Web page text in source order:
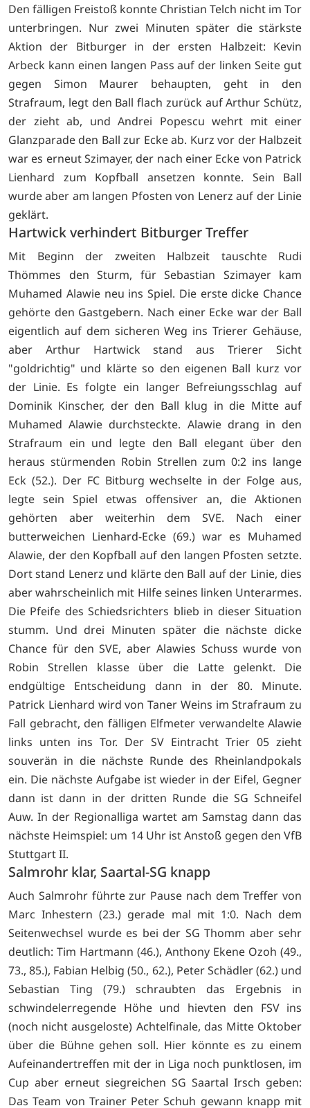
Den fälligen Freistoß konnte Christian Telch nicht im Tor
unterbringen. Nur zwei Minuten später die stärkste
Aktion der Bitburger in der ersten Halbzeit: Kevin
Arbeck kann einen langen Pass auf der linken Seite gut
gegen Simon Maurer behaupten, geht in den
Strafraum, legt den Ball flach zurück auf Arthur Schütz,
der zieht ab, und Andrei Popescu wehrt mit einer
Glanzparade den Ball zur Ecke ab. Kurz vor der Halbzeit
war es erneut Szimayer, der nach einer Ecke von Patrick
Lienhard zum Kopfball ansetzen konnte. Sein Ball
wurde aber am langen Pfosten von Lenerz auf der Linie
geklärt.
Hartwick verhindert Bitburger Treffer
Mit Beginn der zweiten Halbzeit tauschte Rudi
Thömmes den Sturm, für Sebastian Szimayer kam
Muhamed Alawie neu ins Spiel. Die erste dicke Chance
gehörte den Gastgebern. Nach einer Ecke war der Ball
eigentlich auf dem sicheren Weg ins Trierer Gehäuse,
aber Arthur Hartwick stand aus Trierer Sicht
"goldrichtig" und klärte so den eigenen Ball kurz vor
der Linie. Es folgte ein langer Befreiungsschlag auf
Dominik Kinscher, der den Ball klug in die Mitte auf
Muhamed Alawie durchsteckte. Alawie drang in den
Strafraum ein und legte den Ball elegant über den
heraus stürmenden Robin Strellen zum 0:2 ins lange
Eck (52.). Der FC Bitburg wechselte in der Folge aus,
legte sein Spiel etwas offensiver an, die Aktionen
gehörten aber weiterhin dem SVE. Nach einer
butterweichen Lienhard-Ecke (69.) war es Muhamed
Alawie, der den Kopfball auf den langen Pfosten setzte.
Dort stand Lenerz und klärte den Ball auf der Linie, dies
aber wahrscheinlich mit Hilfe seines linken Unterarmes.
Die Pfeife des Schiedsrichters blieb in dieser Situation
stumm. Und drei Minuten später die nächste dicke
Chance für den SVE, aber Alawies Schuss wurde von
Robin Strellen klasse über die Latte gelenkt. Die
endgültige Entscheidung dann in der 80. Minute.
Patrick Lienhard wird von Taner Weins im Strafraum zu
Fall gebracht, den fälligen Elfmeter verwandelte Alawie
links unten ins Tor. Der SV Eintracht Trier 05 zieht
souverän in die nächste Runde des Rheinlandpokals
ein. Die nächste Aufgabe ist wieder in der Eifel, Gegner
dann ist dann in der dritten Runde die SG Schneifel
Auw. In der Regionalliga wartet am Samstag dann das
nächste Heimspiel: um 14 Uhr ist Anstoß gegen den VfB
Stuttgart II.
Salmrohr klar, Saartal-SG knapp
Auch Salmrohr führte zur Pause nach dem Treffer von
Marc Inhestern (23.) gerade mal mit 1:0. Nach dem
Seitenwechsel wurde es bei der SG Thomm aber sehr
deutlich: Tim Hartmann (46.), Anthony Ekene Ozoh (49.,
73., 85.), Fabian Helbig (50., 62.), Peter Schädler (62.) und
Sebastian Ting (79.) schraubten das Ergebnis in
schwindelerregende Höhe und hievten den FSV ins
(noch nicht ausgeloste) Achtelfinale, das Mitte Oktober
über die Bühne gehen soll. Hier könnte es zu einem
Aufeinandertreffen mit der in Liga noch punktlosen, im
Cup aber erneut siegreichen SG Saartal Irsch geben:
Das Team von Trainer Peter Schuh gewann knapp mit